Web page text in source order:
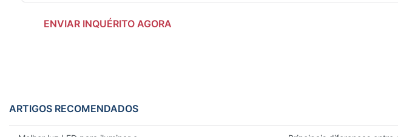
ENVIAR INQUÉRITO AGORA
ARTIGOS RECOMENDADOS